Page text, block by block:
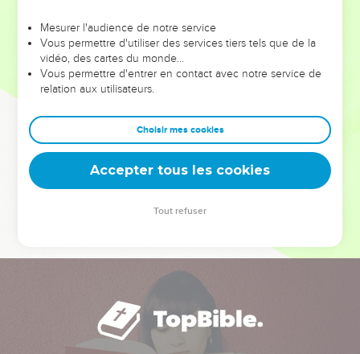
leur foi ou leur vision. Mais on voit moins les doutes, les erreurs
et les saisons difficiles qu'ils ont traversés, alors même que ce
sont elles qui les ont façonnés.
Dans cette conférence, leaders, entrepreneurs, et responsables
clés pour avancer avec plus de sagesse afin que leurs erreurs
deviennent vos tremplins. Que vous guidiez un ministère, une
équipe, un groupe ou une famille, leur expérience est faite
Mesurer l'audience de notre service
Vous permettre d'utiliser des services tiers tels que de la
vidéo, des cartes du monde…
Vous permettre d'entrer en contact avec notre service de
relation aux utilisateurs.
Choisir mes cookies
Accepter tous les cookies
Tout refuser